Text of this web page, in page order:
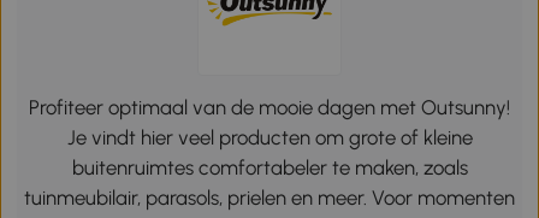
Profiteer optimaal van de mooie dagen met Outsunny!
Je vindt hier veel producten om grote of kleine
buitenruimtes comfortabeler te maken, zoals
tuinmeubilair, parasols, prielen en meer. Voor momenten